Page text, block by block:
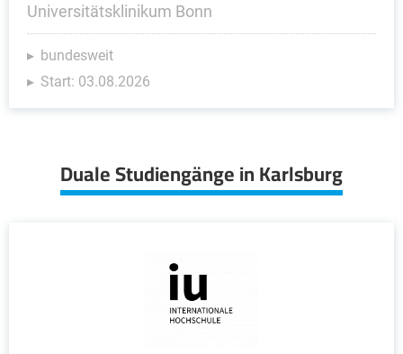
Universitätsklinikum Bonn
bundesweit
Start: 03.08.2026
Duale Studiengänge in Karlsburg